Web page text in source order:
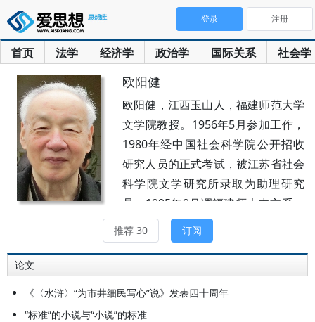
首页 法学 经济学 政治学 国际关系 社会学
登录 注册
欧阳健
欧阳健，江西玉山人，福建师范大学
文学院教授。1956年5月参加工作，
1980年经中国社会科学院公开招收
研究人员的正式考试，被江苏省社会
科学院文学研究所录取为助理研究
员，1995年9月调福建师大中文系。
曾任江苏省社会科学院文学研究所副
所长、《明清小说研究》杂志主编。
推荐 30 订阅
论文
《〈水浒〉“为市井细民写心”说》发表四十周年
“标准”的小说与“小说”的标准